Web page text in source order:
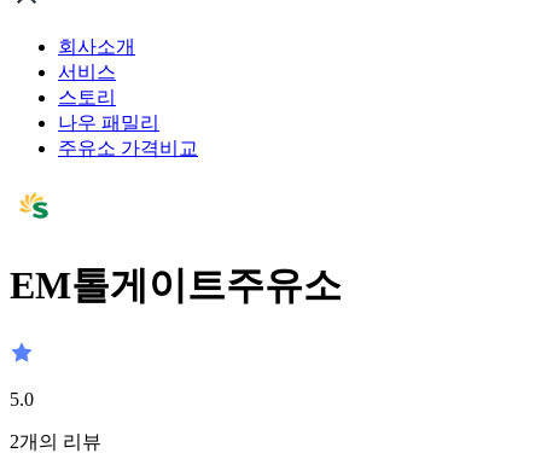
회사소개
서비스
스토리
나우 패밀리
주유소 가격비교
EM톨게이트주유소
5.0
2개의 리뷰